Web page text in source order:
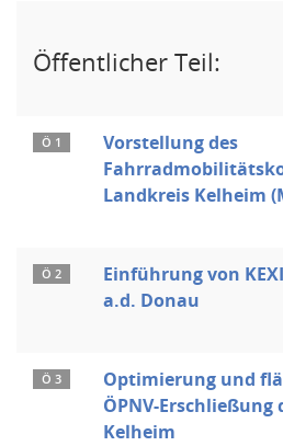
Öffentlicher Teil:
Ö 1
Vorstellung des
Landkreis Kelheim
Ö 2
Einführung von
a.d. Donau
Ö 3
Optimierung und
ÖPNV-Erschließung
Kelheim